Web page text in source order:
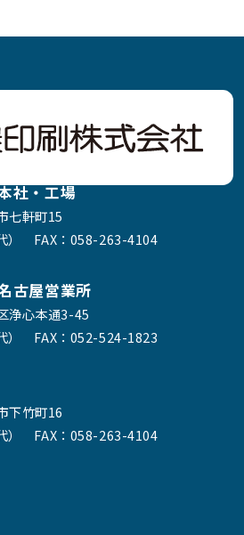
社・工場
七軒町15
FAX：058-263-4104
古屋営業所
浄心本通3-45
FAX：052-524-1823
下竹町16
FAX：058-263-4104